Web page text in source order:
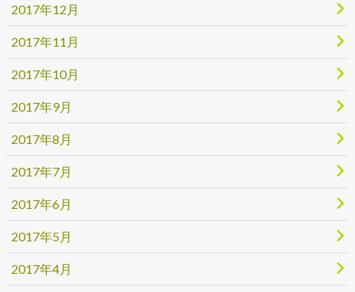
2017年12月
2017年11月
2017年10月
2017年9月
2017年8月
2017年7月
2017年6月
2017年5月
2017年4月